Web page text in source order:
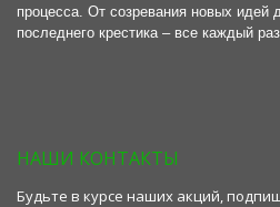
процесса. От созревания новых идей
последнего крестика – все каждый
НАШИ КОНТАКТЫ
Будьте в курсе наших акций,